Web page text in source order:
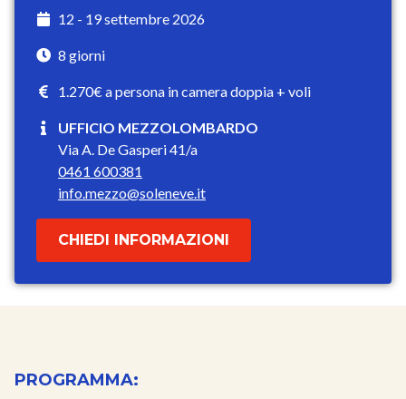
12 - 19 settembre 2026
8 giorni
1.270€ a persona in camera doppia + voli
UFFICIO MEZZOLOMBARDO
Via A. De Gasperi 41/a
0461 600381
info.mezzo@soleneve.it
CHIEDI INFORMAZIONI
PROGRAMMA: